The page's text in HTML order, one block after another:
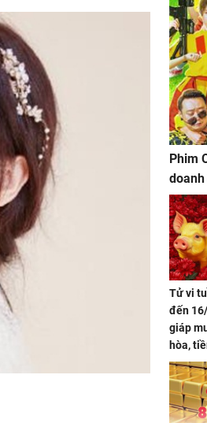
Phim
Tử vi
đến
giáp
hòa,
bạc
Quý
trình